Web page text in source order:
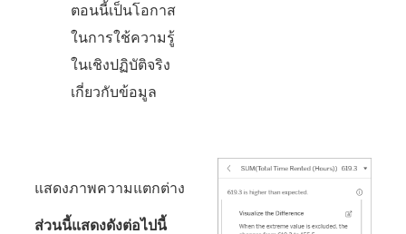
ตอนนี้เป็นโอกาส
ในการใช้ความรู้
ในเชิงปฏิบัติจริง
เกี่ยวกับข้อมูล
แสดงภาพความแตกต่าง
ส่วนนี้แสดงดังต่อไปนี้